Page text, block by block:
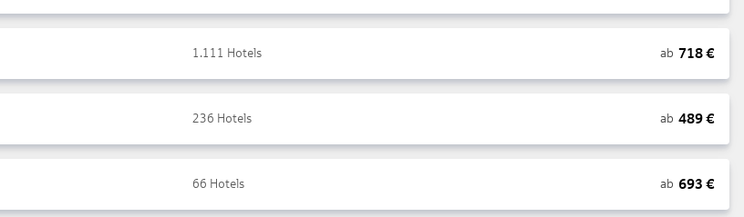
1.111 Hotels ab 718€
236 Hotels ab 489€
66 Hotels ab 693 €